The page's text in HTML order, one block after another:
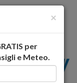
×
per
e Meteo.